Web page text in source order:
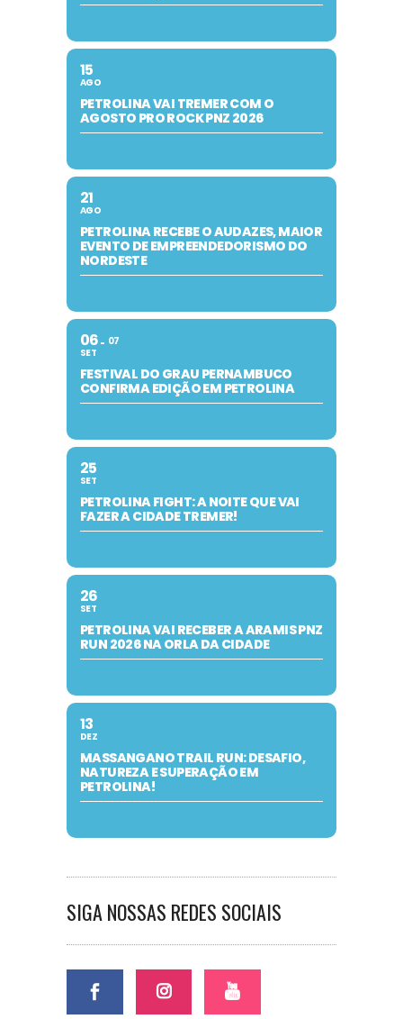
15
AGO
PETROLINA VAI TREMER COM O
AGOSTO PRO ROCK PNZ 2026
21
AGO
PETROLINA RECEBE O AUDAZES, MAIOR
EVENTO DE EMPREENDEDORISMO DO
NORDESTE
06
SET
07
FESTIVAL DO GRAU PERNAMBUCO
CONFIRMA EDIÇÃO EM PETROLINA
25
SET
PETROLINA FIGHT: A NOITE QUE VAI
FAZER A CIDADE TREMER!
26
SET
PETROLINA VAI RECEBER A ARAMIS PNZ
RUN 2026 NA ORLA DA CIDADE
13
DEZ
MASSANGANO TRAIL RUN: DESAFIO,
NATUREZA E SUPERAÇÃO EM
PETROLINA!
SIGA NOSSAS REDES SOCIAIS